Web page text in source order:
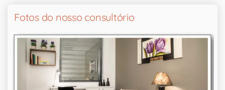
Fotos do nosso consultório